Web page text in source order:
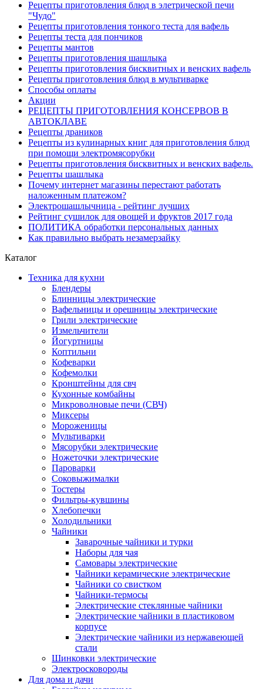
Рецепты приготовления блюд в элетрической печи
"Чудо"
Рецепты приготовления тонкого теста для вафель
Рецепты теста для пончиков
Рецепты мантов
Рецепты приготовления шашлыка
Рецепты приготовления бисквитных и венских вафель
Рецепты приготовления блюд в мультиварке
Способы оплаты
Акции
РЕЦЕПТЫ ПРИГОТОВЛЕНИЯ КОНСЕРВОВ В
АВТОКЛАВЕ
Рецепты драников
Рецепты из кулинарных книг для приготовления блюд
при помощи электромясорубки
Рецепты приготовления бисквитных и венских вафель.
Рецепты шашлыка
Почему интернет магазины перестают работать
наложенным платежом?
Электрошашлычница - рейтинг лучших
Рейтинг сушилок для овощей и фруктов 2017 года
ПОЛИТИКА обработки персональных данных
Как правильно выбрать незамерзайку
Каталог
Техника для кухни
Блендеры
Блинницы электрические
Вафельницы и орешницы электрические
Грили электрические
Измельчители
Йогуртницы
Коптильни
Кофеварки
Кофемолки
Кронштейны для свч
Кухонные комбайны
Микроволновые печи (СВЧ)
Миксеры
Мороженицы
Мультиварки
Мясорубки электрические
Ножеточки электрические
Пароварки
Соковыжималки
Тостеры
Фильтры-кувшины
Хлебопечки
Холодильники
Чайники
Заварочные чайники и турки
Наборы для чая
Самовары электрические
Чайники керамические электрические
Чайники со свистком
Чайники-термосы
Электрические стеклянные чайники
Электрические чайники в пластиковом
корпусе
Электрические чайники из нержавеющей
стали
Шинковки электрические
Электросковороды
Для дома и дачи